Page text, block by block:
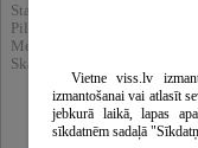
Statistika:
Pilnībā apskatīts : 1701
Meklēšnas rezultātos
Skatīt arī katalogā :
Vietne viss.lv
izmantošanai vai atlasīt
jebkurā laikā, lapas
sīkdatnēm sadaļā